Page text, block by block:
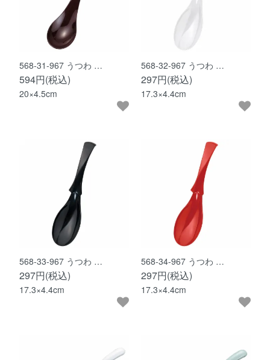
568-31-967 うつわ …
594円(税込)
20×4.5cm
568-32-967 うつわ …
297円(税込)
17.3×4.4cm
568-33-967 うつわ …
297円(税込)
17.3×4.4cm
568-34-967 うつわ …
297円(税込)
17.3×4.4cm